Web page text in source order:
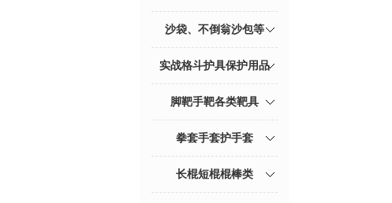
沙袋、不倒翁沙包等
实战格斗护具保护用品
脚靶手靶各类靶具
拳套手套护手套
长棍短棍棍棒类